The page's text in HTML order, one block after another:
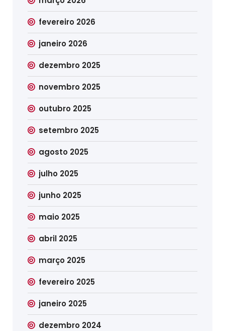
fevereiro 2026
janeiro 2026
dezembro 2025
novembro 2025
outubro 2025
setembro 2025
agosto 2025
julho 2025
junho 2025
maio 2025
abril 2025
março 2025
fevereiro 2025
janeiro 2025
dezembro 2024